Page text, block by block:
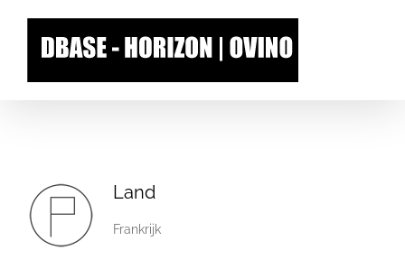
content
Land
Frankrijk